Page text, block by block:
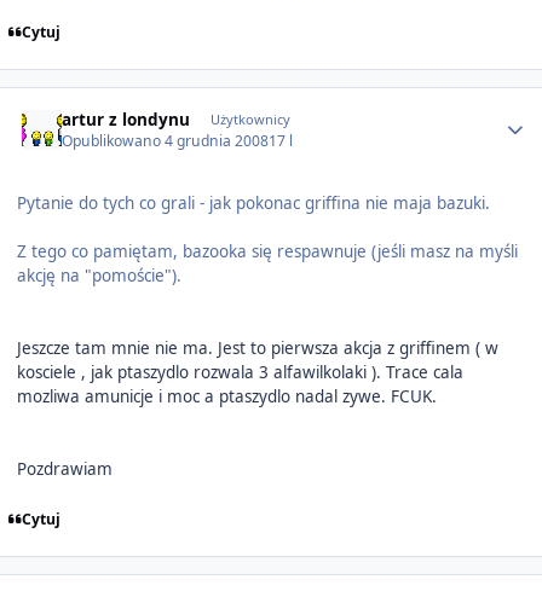
Cytuj
artur z londynu Użytkownicy
Opublikowano4 grudnia 200817 l
Pytanie do tych co grali - jak pokonac griffina nie maja bazuki.
Z tego co pamiętam, bazooka się respawnuje (jeśli masz na myśli
akcję na "pomoście").
Jeszcze tam mnie nie ma. Jest to pierwsza akcja z griffinem ( w
kosciele , jak ptaszydlo rozwala 3 alfawilkolaki ). Trace cala
mozliwa amunicje i moc a ptaszydlo nadal zywe. FCUK.
Pozdrawiam
Cytuj